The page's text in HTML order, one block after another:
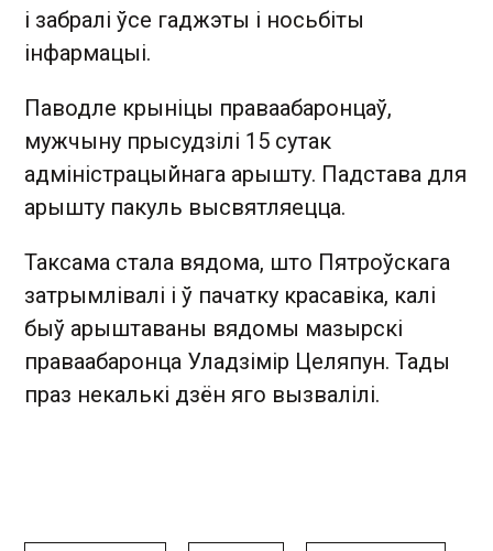
і забралі ўсе гаджэты і носьбіты
інфармацыі.
Паводле крыніцы праваабаронцаў,
мужчыну прысудзілі 15 сутак
адміністрацыйнага арышту. Падстава для
арышту пакуль высвятляецца.
Таксама стала вядома, што Пятроўскага
затрымлівалі і ў пачатку красавіка, калі
быў арыштаваны вядомы мазырскі
праваабаронца Уладзімір Целяпун. Тады
праз некалькі дзён яго вызвалілі.